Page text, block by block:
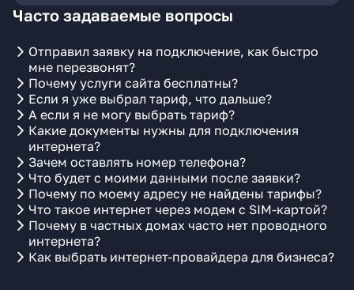
Часто задаваемые вопросы
Отправил заявку на подключение, как быстро
мне перезвонят?
Почему услуги сайта бесплатны?
Если я уже выбрал тариф, что дальше?
А если я не могу выбрать тариф?
Какие документы нужны для подключения
интернета?
Зачем оставлять номер телефона?
Что будет с моими данными после заявки?
Почему по моему адресу не найдены тарифы?
Что такое интернет через модем с SIM-картой?
Почему в частных домах часто нет проводного
интернета?
Как выбрать интернет-провайдера для бизнеса?